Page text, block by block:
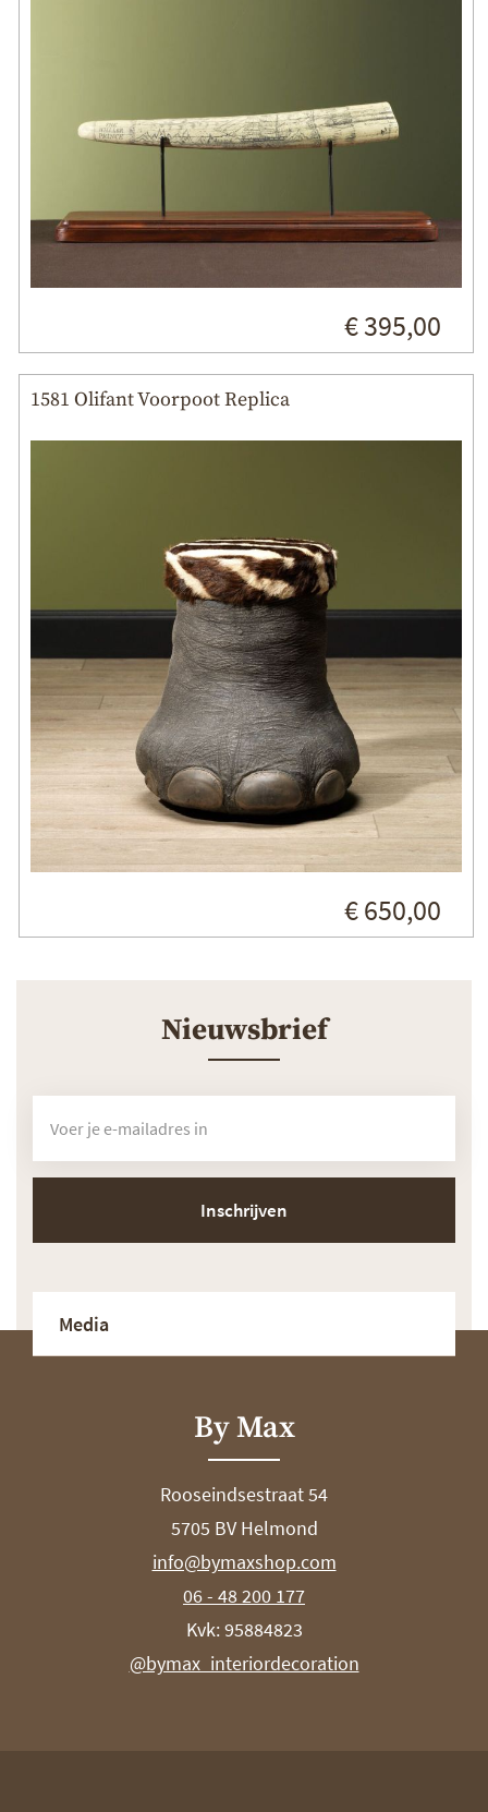
€ 395,00
1581 Olifant Voorpoot Replica
€ 650,00
Nieuwsbrief
Inschrijven
Media
By Max
Rooseindsestraat 54
5705 BV Helmond
info@bymaxshop.com
06 - 48 200 177
Kvk: 95884823
@bymax_interiordecoration